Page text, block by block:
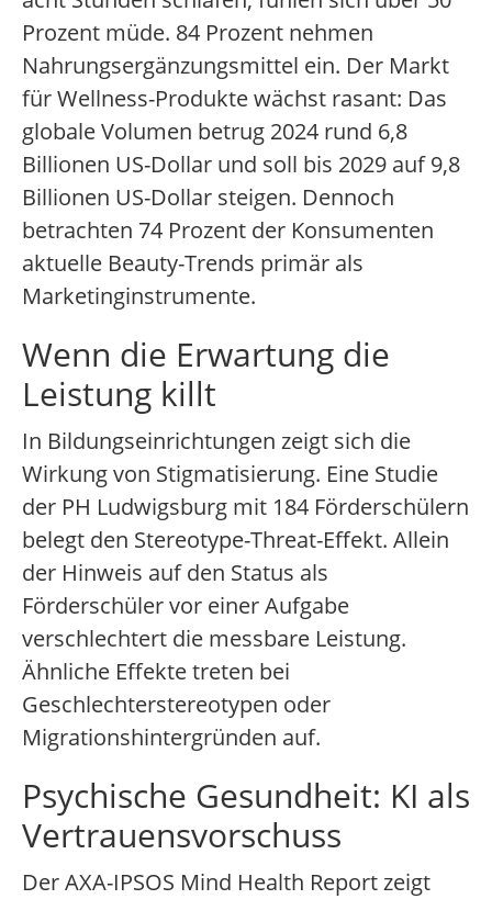
Prozent müde. 84 Prozent nehmen
Nahrungsergänzungsmittel ein. Der Markt
für Wellness-Produkte wächst rasant: Das
globale Volumen betrug 2024 rund 6,8
Billionen US-Dollar und soll bis 2029 auf 9,8
Billionen US-Dollar steigen. Dennoch
betrachten 74 Prozent der Konsumenten
aktuelle Beauty-Trends primär als
Marketinginstrumente.
Wenn die Erwartung die
Leistung killt
In Bildungseinrichtungen zeigt sich die
Wirkung von Stigmatisierung. Eine Studie
der PH Ludwigsburg mit 184 Förderschülern
belegt den Stereotype-Threat-Effekt. Allein
der Hinweis auf den Status als
Förderschüler vor einer Aufgabe
verschlechtert die messbare Leistung.
Ähnliche Effekte treten bei
Geschlechterstereotypen oder
Migrationshintergründen auf.
Psychische Gesundheit: KI als
Vertrauensvorschuss
Der AXA-IPSOS Mind Health Report zeigt